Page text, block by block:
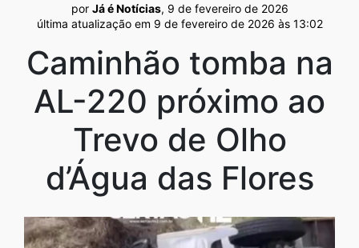
por Já é Notícias, 9 de fevereiro de 2026
última atualização em 9 de fevereiro de 2026 às 13:02
Caminhão tomba na
AL-220 próximo ao
Trevo de Olho
d’Água das Flores